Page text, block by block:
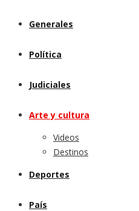
Generales
Política
Judiciales
Arte y cultura
Videos
Destinos
Deportes
País